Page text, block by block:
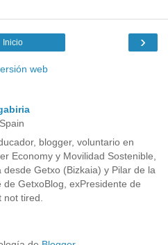
›
Inicio
web
blogger, voluntario en
Economy y Movilidad Sostenible,
desde Getxo (Bizkaia) y Pilar de la
GetxoBlog, exPresidente de
tired.